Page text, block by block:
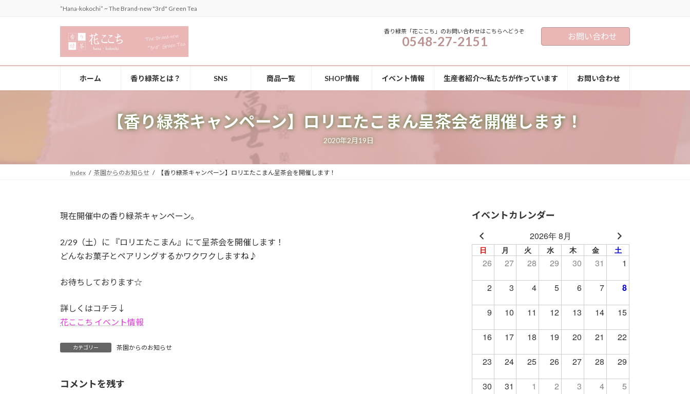
へ
キ
ョ
に
”Hana-kokochi” ~ The Brand-new "3rd" Green Tea
香り緑茶「花ここち」のお問い合わせはこちらへどうぞ
0548-27-2151 お問い合わせ
ホーム 香り緑茶とは？ SNS 商品一覧 SHOP情報 イベント情報 生産者紹介～私たちが作っています お問い合わせ
【香り緑茶キャンペーン】ロリエたこまん呈茶会を開催します！
2020年2月19日
Index 茶園からのお知らせ 【香り緑茶キャンペーン】ロリエたこまん呈茶会を開催します！
現在開催中の香り緑茶キャンペーン。
2/29（土）に 『ロリエたこまん』にて呈茶会を開催します！
どんなお菓子とペアリングするかワクワクしますね♪
お待ちしております☆
詳しくはコチラ↓
花ここち イベント情報
カテゴリー 茶園からのお知らせ
コメントを残す
イベントカレンダー
2026年 8月
日 月 火 水 木 金 土
26 27 28 29 30 31 1
2 3 4 5 6 7 8
9 10 11 12 13 14 15
16 17 18 19 20 21 22
23 24 25 26 27 28 29
30 31 1 2 3 4 5